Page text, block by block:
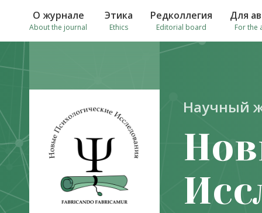
О журнале
About the journal
Этика
Ethics
Редколлегия
Editorial board
Для
For the
Научный